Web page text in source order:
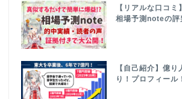
【リアルな口コミ
相場予測noteの評
【自己紹介】億
り！プロフィール！